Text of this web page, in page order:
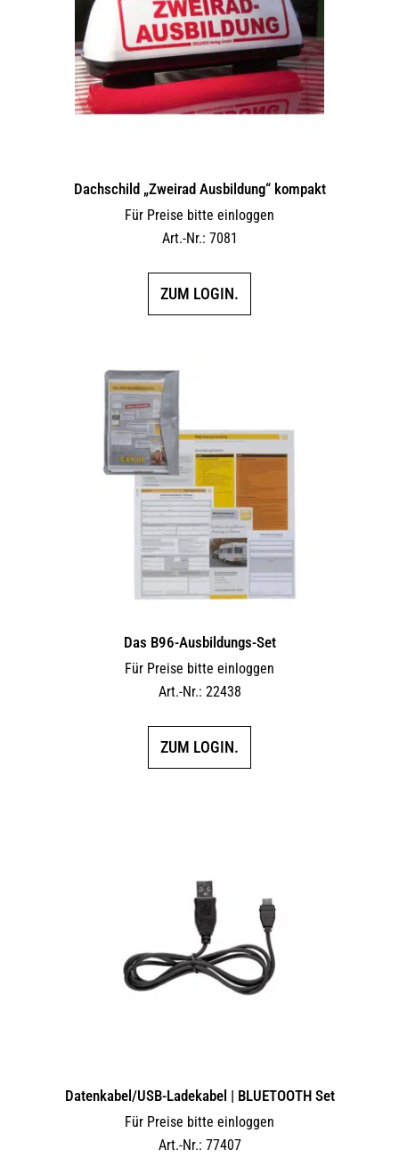
Dachschild „Zweirad Ausbildung“ kompakt
Für Preise bitte einloggen
Art.-Nr.: 7081
ZUM LOGIN.
Das B96-Ausbildungs-Set
Für Preise bitte einloggen
Art.-Nr.: 22438
ZUM LOGIN.
Datenkabel/USB-Ladekabel | BLUETOOTH Set
Für Preise bitte einloggen
Art.-Nr.: 77407